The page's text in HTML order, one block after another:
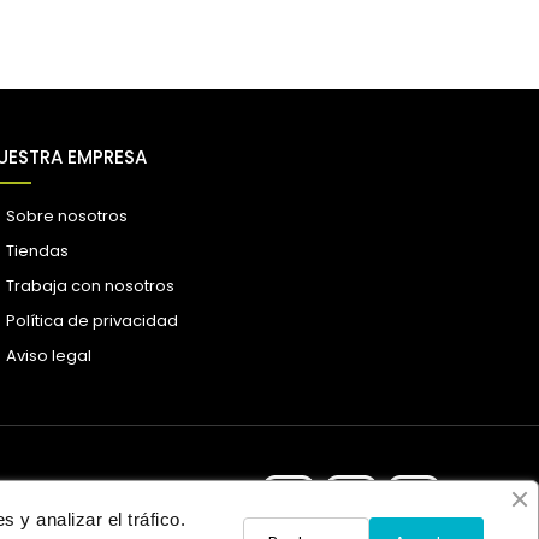
EMPRESA
Sobre nosotros
Tiendas
Trabaja con nosotros
Política de privacidad
Aviso legal
y analizar el tráfico.